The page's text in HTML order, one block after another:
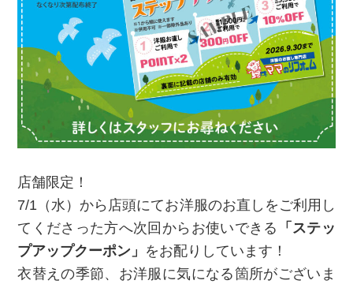
店舗限定！
7/1（水）から店頭にてお洋服のお直しをご利用し
てくださった方へ次回からお使いできる
「ステッ
プアップクーポン」 をお配りしています！
衣替えの季節、お洋服に気になる箇所がございま